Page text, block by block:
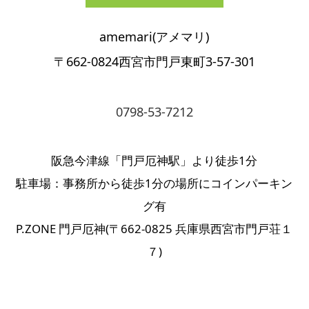
amemari(アメマリ)
〒662-0824西宮市門戸東町3-57-301
0798-53-7212
阪急今津線「門戸厄神駅」より徒歩1分
駐車場：事務所から徒歩1分の場所にコインパーキン
グ有
P.ZONE 門戸厄神(〒662-0825 兵庫県西宮市門戸荘１
７)